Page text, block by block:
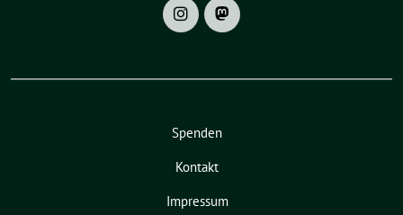
Spenden
Kontakt
Impressum